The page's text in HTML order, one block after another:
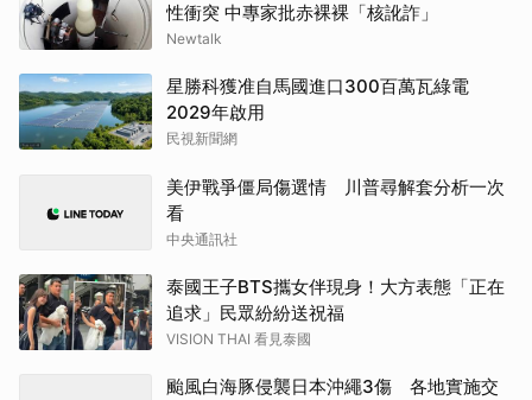
性衝突 中專家批赤裸裸「核訛詐」
Newtalk
星勝科獲准自馬國進口300百萬瓦綠電
2029年啟用
民視新聞網
美伊戰爭僵局傷選情 川普尋解套分析一次
看
中央通訊社
泰國王子BTS攜女伴現身！大方表態「正在
追求」民眾紛紛送祝福
VISION THAI 看見泰國
颱風白海豚侵襲日本沖繩3傷 各地實施交